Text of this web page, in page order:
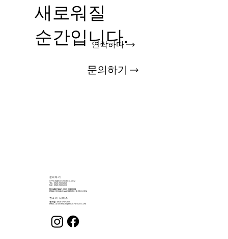
연락하다
새로워질
순간입니다.
문의하기
​문의하기
OFFICE@ENOCHDECO.COM
​TEL.: (852) 2503 2626
FAX : (852) 2503 4038
RONALD MAU: (852) 90439064
EMAIL: RONALD.MAU@ENOCHDECO.COM
​한국어 서비스
권희철 : (852) 6747 2808
EMAIL: ALVIN.KWON@ENOCHDECO.COM